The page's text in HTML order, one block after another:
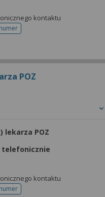
kontaktu
do rejestracji
POZ
lekarza POZ
telefonicznie
kontaktu
do rejestracji